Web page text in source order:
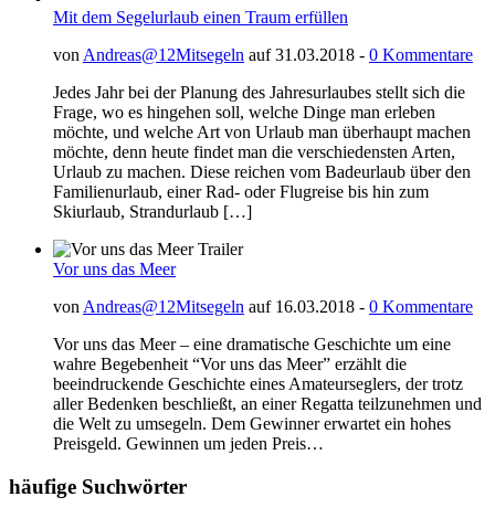
Mit dem Segelurlaub einen Traum erfüllen
von Andreas@12Mitsegeln auf 31.03.2018 - 0 Kommentare
Jedes Jahr bei der Planung des Jahresurlaubes stellt sich die
Frage, wo es hingehen soll, welche Dinge man erleben
möchte, und welche Art von Urlaub man überhaupt machen
möchte, denn heute findet man die verschiedensten Arten,
Urlaub zu machen. Diese reichen vom Badeurlaub über den
Familienurlaub, einer Rad- oder Flugreise bis hin zum
Skiurlaub, Strandurlaub […]
Vor uns das Meer
von Andreas@12Mitsegeln auf 16.03.2018 - 0 Kommentare
Vor uns das Meer – eine dramatische Geschichte um eine
wahre Begebenheit “Vor uns das Meer” erzählt die
beeindruckende Geschichte eines Amateurseglers, der trotz
aller Bedenken beschließt, an einer Regatta teilzunehmen und
die Welt zu umsegeln. Dem Gewinner erwartet ein hohes
Preisgeld. Gewinnen um jeden Preis…
häufige Suchwörter